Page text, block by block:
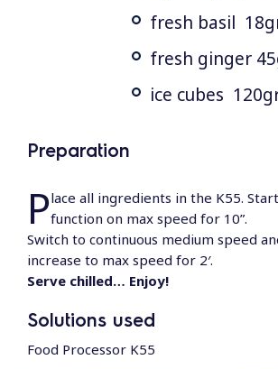
fresh basil
fresh ginger
ice cubes
Preparation
Place all ingredients in the K55.
function on max speed for 10”.
Switch to continuous medium speed
increase to max speed for 2′.
Serve chilled… Enjoy!
Solutions used
Food Processor K55